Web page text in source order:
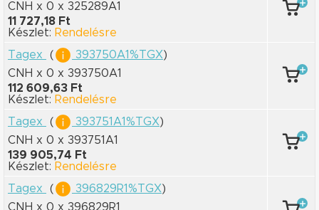
CNH x 0 x 325289A1
11 727,18 Ft
Készlet: Rendelésre
Tagex
( 393750A1%TGX)
CNH x 0 x 393750A1
112 609,63 Ft
Készlet: Rendelésre
Tagex
( 393751A1%TGX)
CNH x 0 x 393751A1
139 905,74 Ft
Készlet: Rendelésre
Tagex
( 396829R1%TGX)
CNH x 0 x 396829R1